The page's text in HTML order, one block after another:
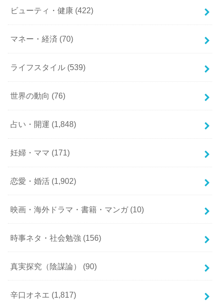
ビューティ・健康 (422)
マネー・経済 (70)
ライフスタイル (539)
世界の動向 (76)
占い・開運 (1,848)
妊婦・ママ (171)
恋愛・婚活 (1,902)
映画・海外ドラマ・書籍・マンガ (10)
時事ネタ・社会勉強 (156)
真実探究（陰謀論） (90)
辛口オネエ (1,817)